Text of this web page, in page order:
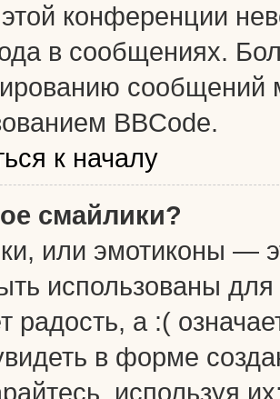
конференции
в сообщениях.
сообщений
BBCode.
к началу
смайлики?
или эмотиконы —
использованы
радость, а :(
в форме
используя